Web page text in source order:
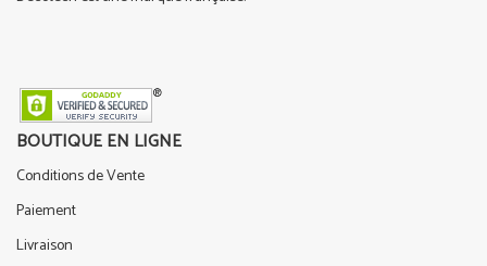
BOUTIQUE EN LIGNE
Conditions de Vente
Paiement
Livraison